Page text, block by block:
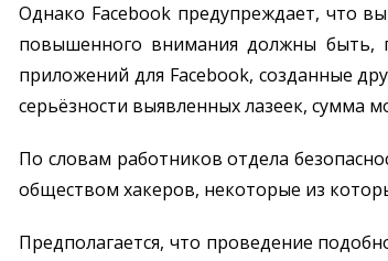
Однако Facebook предупреждает, что
повышенного внимания должны быть,
приложений для Facebook, созданные
серьёзности выявленных лазеек, сумма
По словам работников отдела
обществом хакеров, некоторые из
Предполагается, что проведение